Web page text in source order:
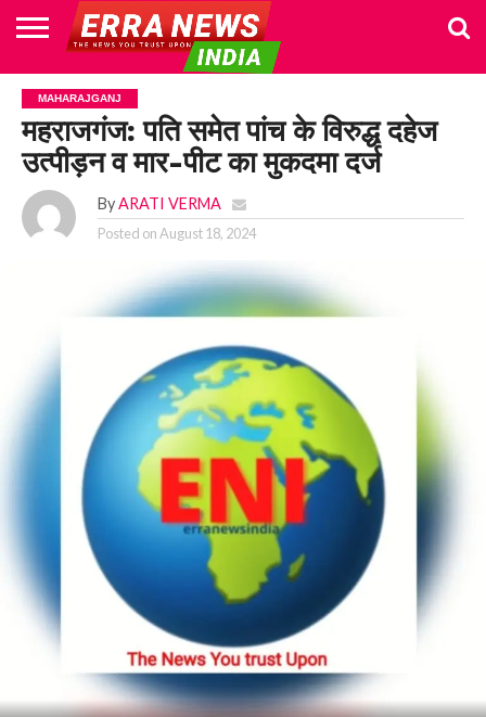
HOME
POLITICS
NEWS
BUSINESS
CULTURE
NATIONAL
SPORTS
LIFESTYLE
TRAVEL
OPINION
BREAKING
NEWS
ENTERTAINMENT
WORLD
CRIME
JOIN
US
MAHARAJGANJ
महराजगंज: पति समेत पांच के विरुद्ध दहेज
उत्पीड़न व मार-पीट का मुकदमा दर्ज
By ARATI VERMA
Posted onAugust 18, 2024